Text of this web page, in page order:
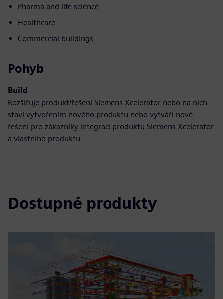
Pharma and life science
Healthcare
Commercial buildings
Pohyb
Build
Rozšiřuje produkt/řešení Siemens Xcelerator nebo na nich
staví vytvořením nového produktu nebo vytváří nové
řešení pro zákazníky integrací produktu Siemens Xcelerator
a vlastního produktu
Dostupné produkty